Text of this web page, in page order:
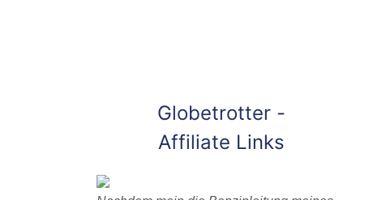
Globetrotter -
Affiliate Links